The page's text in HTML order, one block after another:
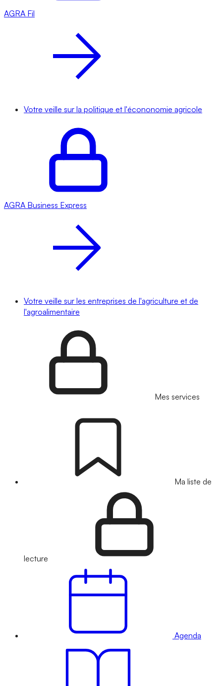
AGRA Fil
Votre veille sur la politique et l'écononomie agricole
AGRA Business Express
Votre veille sur les entreprises de l'agriculture et de
l'agroalimentaire
Mes services
Ma liste de
lecture
Agenda